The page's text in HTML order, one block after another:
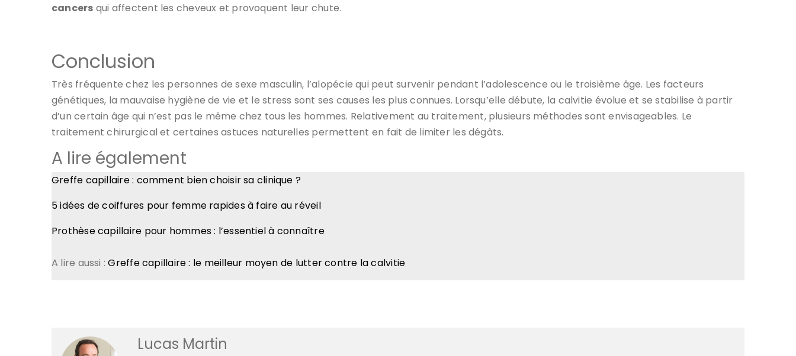
cancers qui affectent les cheveux et provoquent leur chute.
Conclusion
Très fréquente chez les personnes de sexe masculin, l’alopécie qui peut survenir pendant l’adolescence ou le troisième âge. Les facteurs
génétiques, la mauvaise hygiène de vie et le stress sont ses causes les plus connues. Lorsqu’elle débute, la calvitie évolue et se stabilise à partir
d’un certain âge qui n’est pas le même chez tous les hommes. Relativement au traitement, plusieurs méthodes sont envisageables. Le
traitement chirurgical et certaines astuces naturelles permettent en fait de limiter les dégâts.
A lire également
Greffe capillaire : comment bien choisir sa clinique ?
5 idées de coiffures pour femme rapides à faire au réveil
Prothèse capillaire pour hommes : l’essentiel à connaître
A lire aussi :Greffe capillaire : le meilleur moyen de lutter contre la calvitie
Lucas Martin